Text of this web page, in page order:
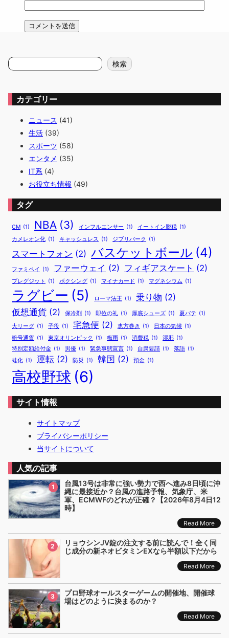
検
索
検索
カテゴリー
ニュース (41)
生活 (39)
スポーツ (58)
エンタメ (35)
IT系 (4)
お役立ち情報 (49)
タグ
CM (1) NBA (3) インフルエンサー (1) イートイン脱税 (1)
カメレオン化 (1) キャッシュレス (1) ジブリパーク (1)
スマートフォン (2) バスケットボール (4)
ファミペイ (1) ファーウェイ (2) フィギアスケート (2)
ブレグジット (1) ボクシング (1) マイナカード (1) マグネシウム (1)
ラグビー (5) ローマ法王 (1) 乗り物 (2)
仮想通貨 (2) 保冷剤 (1) 即位の礼 (1) 厚底シューズ (1) 夏バテ (1)
大リーグ (1) 子役 (1) 宅急便 (2) 恵方巻き (1) 日本の気候 (1)
暗号通貨 (1) 東京オリンピック (1) 梅雨 (1) 消費税 (1) 湿邪 (1)
特別定額給付金 (1) 男優 (1) 緊急事態宣言 (1) 自粛要請 (1) 落語 (1)
蛙化 (1) 運転 (2) 防災 (1) 韓国 (2) 預金 (1)
高校野球 (6)
サイト情報
サイトマップ
プライバシーポリシー
当サイトについて
人気の記事
1
台風13号は非常に強い勢力で西へ進み8日頃に沖
縄に最接近か？台風の進路予報、気象庁、米
軍、ECMWFのどれが正確？【2026年8月4日12
時】
Read More
2
リョウシンJV錠の注文する前に読んで！全く同
じ成分の新ネオビタミンEXなら半額以下だから
Read More
3
プロ野球オールスターゲームの開催地、開催球
場はどのように決まるのか？
Read More